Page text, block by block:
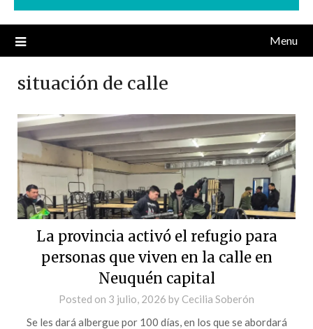
Menu
situación de calle
La provincia activó el refugio para
personas que viven en la calle en
Neuquén capital
Posted on 3 julio, 2026 by Cecilia Soberón
Se les dará albergue por 100 días, en los que se abordará